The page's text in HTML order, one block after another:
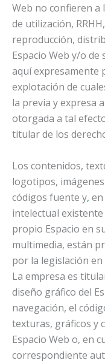
Web no confieren
de utilización,
reproducción,
Espacio Web y/o
aquí expresamente
explotación de
la previa y expresa
otorgada a tal
titular de los
Los contenidos,
logotipos,
códigos fuente y,
intelectual existente
propio Espacio en
multimedia, están
por la legislación
La empresa es
diseño gráfico del
navegación, el
texturas, gráficos y
Espacio Web o, en
correspondiente